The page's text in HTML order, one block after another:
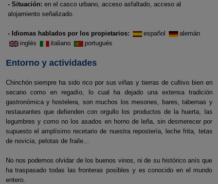
- Situación: en el casco urbano, acceso asfaltado, acceso al
alojamiento señalizado.
- Idiomas hablados por los propietarios: español
alemán
inglés
italiano portugués
Entorno y actividades
Chinchón siempre ha sido rico por sus viñas y tierras de cultivo bien en
secano como en regadío, lo cual ha dejado una extensa tradición
gastronómica y hostelera, son muchos los mesones, bares, tabernas y
restaurantes que defienden con orgullo los productos de la huerta, las
legumbres y como no los asados en horno de leña, sin desmerecer por
supuesto el amplísimo recetario de nuestra repostería, leche frita, tetas
de novicia, pelotas de fraile...
No nos podemos olvidar de los buenos vinos, ni de su histórico anís que
ha traspasado todas las fronteras posibles y es conocido en el mundo
entero.